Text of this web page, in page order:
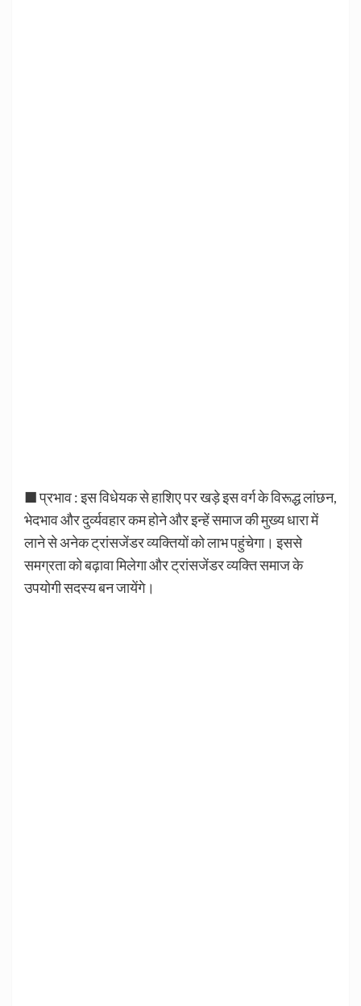
■ प्रभाव : इस विधेयक से हाशिए पर खड़े इस वर्ग के विरूद्ध लांछन,
भेदभाव और दुर्व्यवहार कम होने और इन्हें समाज की मुख्य धारा में
लाने से अनेक ट्रांसजेंडर व्यक्तियों को लाभ पहुंचेगा। इससे
समग्रता को बढ़ावा मिलेगा और ट्रांसजेंडर व्यक्ति समाज के
उपयोगी सदस्य बन जायेंगे।